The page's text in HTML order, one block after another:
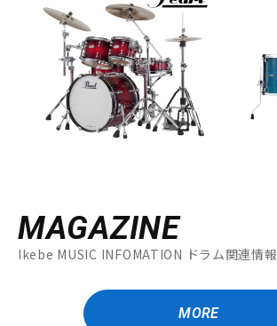
MAGAZINE
Ikebe MUSIC INFOMATION ドラム関連情報
MORE